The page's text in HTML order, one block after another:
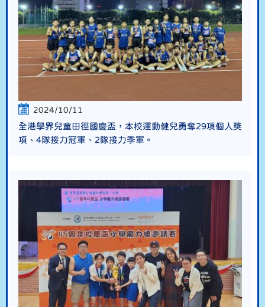
2024/10/11
全港學界兒童田徑國慶盃，本校運動健兒勇奪29項個人獎
項、4隊接力冠軍、2隊接力季軍。